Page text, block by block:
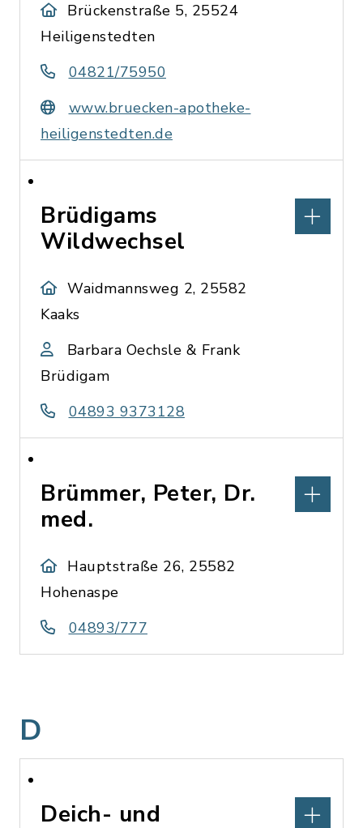
Brückenstraße 5, 25524
Heiligenstedten
04821/75950
www.bruecken-apotheke-
heiligenstedten.de
Brüdigams
Wildwechsel
Waidmannsweg 2, 25582
Kaaks
Barbara Oechsle & Frank
Brüdigam
04893 9373128
Brümmer, Peter, Dr.
med.
Hauptstraße 26, 25582
Hohenaspe
04893/777
D
Deich- und